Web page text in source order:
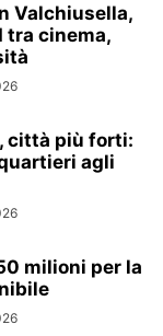
Valchiusella,
tra cinema,
città più forti:
agli
milioni per la